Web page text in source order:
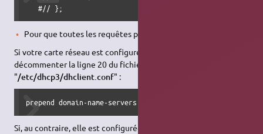
   #// };
Pour que toutes les requêtes passent par BIND :
Si votre carte réseau est configurée pour utiliser
décommenter la ligne 20 du fichier
"/etc/dhcp3/dhclient.conf" :
prepend domain-name-servers 127.0.0.1;
Si, au contraire, elle est configurée avec une adresse IP